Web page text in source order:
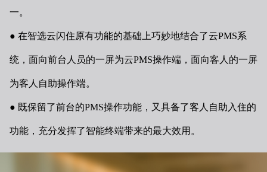
一。
在智选云闪住原有功能的基础上巧妙地结合了云PMS系
统，面向前台人员的一屏为云PMS操作端，面向客 人的一屏
为客人自助操作端。
既保留了前台的PMS操作功能，又具备了客人自助入住的
功能，充分发挥了智能终端带来的最大效用。